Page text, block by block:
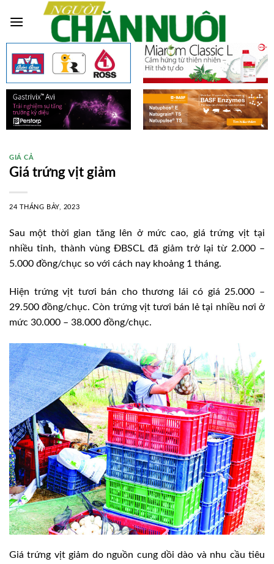
GIÁ CẢ
Giá trứng vịt giảm
24 THÁNG BẢY, 2023
Sau một thời gian tăng lên ở mức cao, giá trứng vịt tại
nhiều tỉnh, thành vùng ÐBSCL đã giảm trở lại từ 2.000 –
5.000 đồng/chục so với cách nay khoảng 1 tháng.
Hiện trứng vịt tươi bán cho thương lái có giá 25.000 –
29.500 đồng/chục. Còn trứng vịt tươi bán lẻ tại nhiều nơi ở
mức 30.000 – 38.000 đồng/chục.
Giá trứng vịt giảm do nguồn cung dồi dào và nhu cầu tiêu